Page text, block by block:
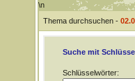
\n
Thema durchsuchen -
Suche mit
Schlüsselwörter: